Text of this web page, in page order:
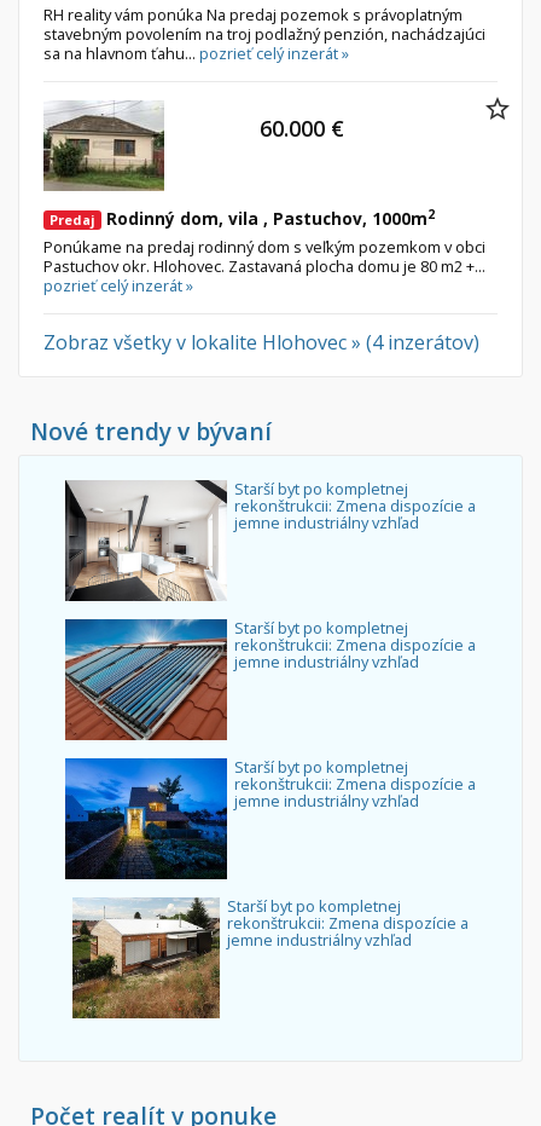
RH reality vám ponúka Na predaj pozemok s právoplatným
stavebným povolením na troj podlažný penzión, nachádzajúci
sa na hlavnom ťahu... pozrieť celý inzerát »
Predaj Rodinný dom, vila , Pastuchov, 1000m2
Ponúkame na predaj rodinný dom s veľkým pozemkom v obci
Pastuchov okr. Hlohovec. Zastavaná plocha domu je 80 m2 +...
pozrieť celý inzerát »
60.000 €
Zobraz všetky v lokalite Hlohovec » (4 inzerátov)
Nové trendy v bývaní
Starší byt po kompletnej
rekonštrukcii: Zmena dispozície a
jemne industriálny vzhľad
Starší byt po kompletnej
rekonštrukcii: Zmena dispozície a
jemne industriálny vzhľad
Starší byt po kompletnej
rekonštrukcii: Zmena dispozície a
jemne industriálny vzhľad
Starší byt po kompletnej
rekonštrukcii: Zmena dispozície a
jemne industriálny vzhľad
Počet realít v ponuke